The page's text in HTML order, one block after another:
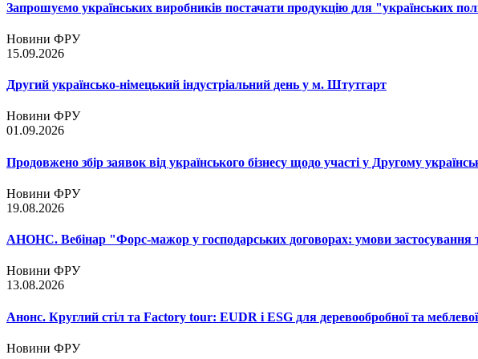
Запрошуємо українських виробників постачати продукцію для "українських
Новини ФРУ
15.09.2026
Другий українсько-німецький індустріальний день у м. Штутгарт
Новини ФРУ
01.09.2026
Продовжено збір заявок від українського бізнесу щодо участі у Другому
Новини ФРУ
19.08.2026
АНОНС. Вебінар "Форс-мажор у господарських договорах: умови застосування
Новини ФРУ
13.08.2026
Анонс. Круглий стіл та Factory tour: EUDR і ESG для деревообробної та меблевої
Новини ФРУ